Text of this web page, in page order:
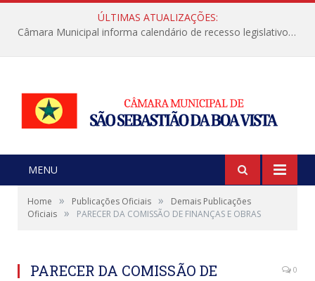
ÚLTIMAS ATUALIZAÇÕES:
Câmara Municipal informa calendário de recesso legislativo de julho
MENU
Home » Publicações Oficiais »
Demais Publicações
Oficiais » PARECER DA COMISSÃO DE FINANÇAS E OBRAS
PARECER DA COMISSÃO DE
0